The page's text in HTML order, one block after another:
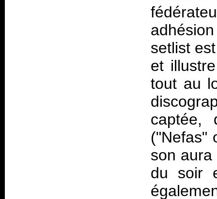
setlist
et
tout au
captée,
("Nefas"
son
du soir